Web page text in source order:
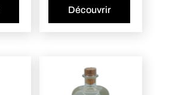
Découvrir